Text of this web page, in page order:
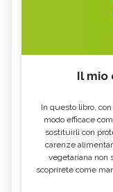
Il mio
In questo libro,
modo efficace
sostituirli con
carenze
vegetariana non
scoprirete come